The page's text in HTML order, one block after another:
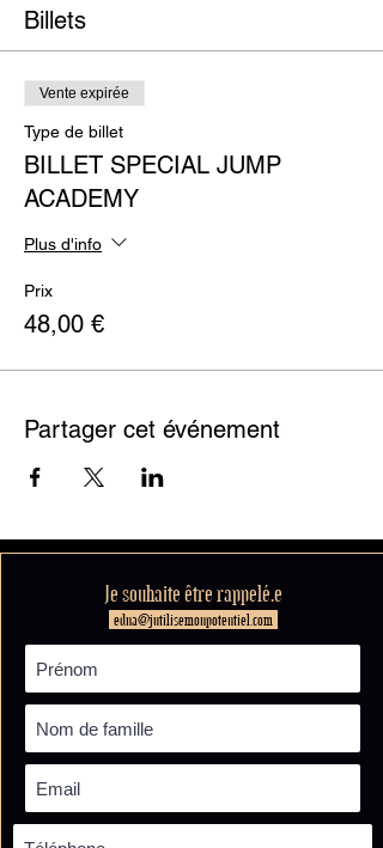
série-télé. N'attends plus pour sécuriser ta
place.
Billets
Vente expirée
Type de billet
BILLET SPECIAL JUMP
ACADEMY
Plus d'info
Prix
48,00 €
Partager cet événement
Je souhaite être rappelé.e
edna@jutilisemonpotentiel.com